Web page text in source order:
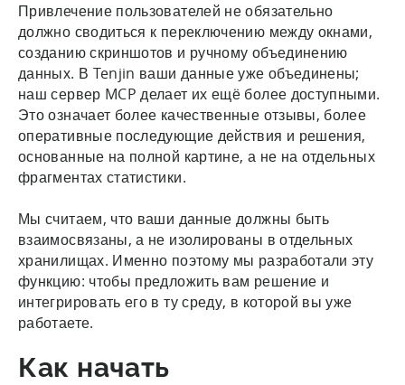
Привлечение пользователей не обязательно
должно сводиться к переключению между окнами,
созданию скриншотов и ручному объединению
данных. В Tenjin ваши данные уже объединены;
наш сервер MCP делает их ещё более доступными.
Это означает более качественные отзывы, более
оперативные последующие действия и решения,
основанные на полной картине, а не на отдельных
фрагментах статистики.
Мы считаем, что ваши данные должны быть
взаимосвязаны, а не изолированы в отдельных
хранилищах. Именно поэтому мы разработали эту
функцию: чтобы предложить вам решение и
интегрировать его в ту среду, в которой вы уже
работаете.
Как начать